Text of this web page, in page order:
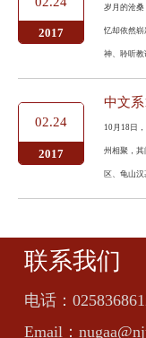
2017
岁月的沧
忆却依然
神、聆听教
02.24
2017
中文
10月18日
州相聚，
区、龟山汉
联系我们
电话：
Email：